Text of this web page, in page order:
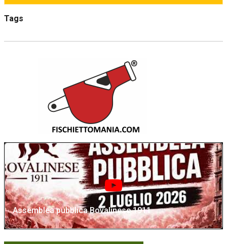
Tags
Assemblea pubblica Bovalinese 1911